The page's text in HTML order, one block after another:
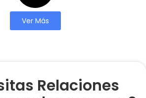
Ver Más
Relaciones